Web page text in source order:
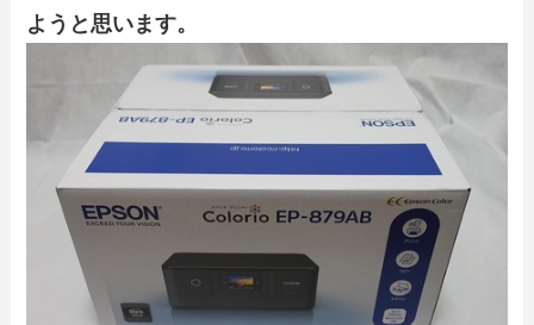
ようと思います。